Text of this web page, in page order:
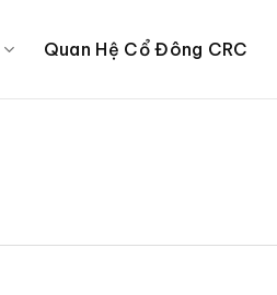
Quan Hệ Cổ Đông CRC